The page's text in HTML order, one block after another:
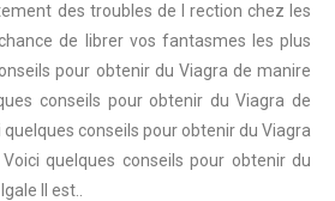
des troubles de l rection chez les
de librer vos fantasmes les plus
pour obtenir du Viagra de manire
conseils pour obtenir du Viagra de
conseils pour obtenir du Viagra
quelques conseils pour obtenir du
Il est..